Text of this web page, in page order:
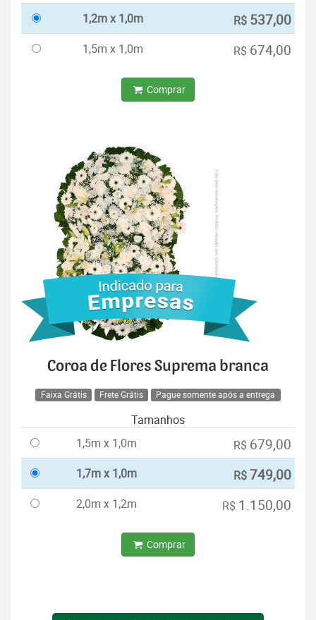
1,2m x 1,0m R$ 537,00
1,5m x 1,0m R$ 674,00
Comprar
Coroa de Flores Suprema branca
Faixa Grátis Frete Grátis Pague somente após a entrega
Tamanhos
1,5m x 1,0m
R$ 679,00
1,7m x 1,0m R$749,00
2,0m x 1,2m R$ 1.150,00
Comprar